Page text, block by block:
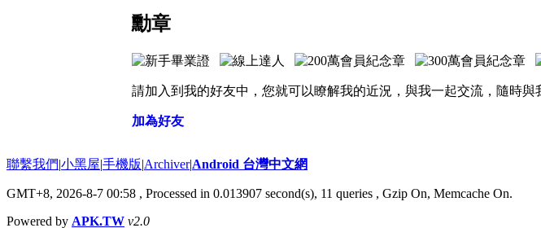
勳章
請加入到我的好友中，您就可以瞭解我的近況，與我一起交流，隨時與
加為好友
聯繫我們|小黑屋|手機版|Archiver|Android 台灣中文網
GMT+8, 2026-8-7 00:58 , Processed in 0.013907 second(s), 11 queries , Gzip On, Memcache On.
Powered by APK.TW v2.0